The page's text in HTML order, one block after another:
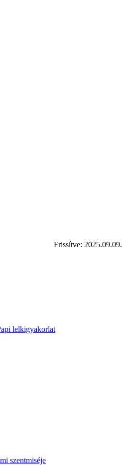
Frissítve: 2025.09.09.
lelkigyakorlat
szentmiséje